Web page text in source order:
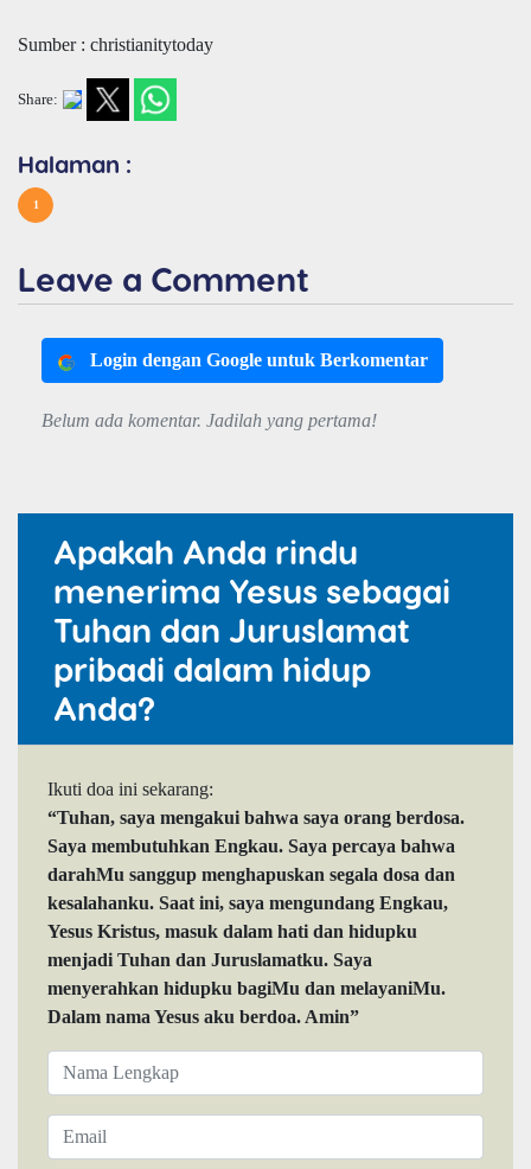
Sumber : christianitytoday
Share:
Halaman :
1
Leave a Comment
Login dengan Google untuk Berkomentar
Belum ada komentar. Jadilah yang pertama!
Apakah Anda rindu
menerima Yesus sebagai
Tuhan dan Juruslamat
pribadi dalam hidup
Anda?
Ikuti doa ini sekarang:
“Tuhan, saya mengakui bahwa saya orang berdosa.
Saya membutuhkan Engkau. Saya percaya bahwa
darahMu sanggup menghapuskan segala dosa dan
kesalahanku. Saat ini, saya mengundang Engkau,
Yesus Kristus, masuk dalam hati dan hidupku
menjadi Tuhan dan Juruslamatku. Saya
menyerahkan hidupku bagiMu dan melayaniMu.
Dalam nama Yesus aku berdoa. Amin”